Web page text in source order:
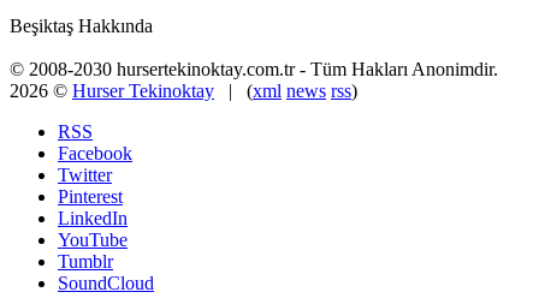
Beşiktaş Hakkında
© 2008-2030 hursertekinoktay.com.tr - Tüm Hakları Anonimdir.
2026 © Hurser Tekinoktay | (xml news rss)
RSS
Facebook
Twitter
Pinterest
LinkedIn
YouTube
Tumblr
SoundCloud